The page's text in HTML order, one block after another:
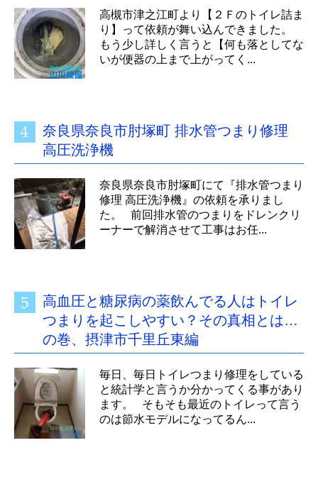
高槻市津之江町より【２Ｆのトイレ詰ま
り】って依頼が舞い込んできました。
もう少し詳しく言うと【何も落としてな
いが便器の上まで上がってく...
奈良県奈良市肘塚町 排水管つまり修理
高圧洗浄機
奈良県奈良市肘塚町にて『排水管つまり
修理 高圧洗浄機』の依頼を承りまし
た。 前回排水管のつまりをドレンクリ
ーナーで解消させて工事はお任...
高血圧と糖尿病の薬飲んでる人はトイレ
つまりを起こしやすい？その真相とは…
の巻、摂津市千里丘東編
毎日、毎日トイレつまり修理をしている
と統計学と言うか分かってくる事があり
ます。 そもそも最近のトイレって言う
のは節水モデルになってるん...